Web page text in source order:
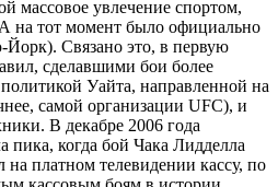
массовое увлечение спортом,
на тот момент было официально
Связано это, в первую
сделавшими бои более
Уайта, направленной на
самой организации UFC), и
В декабре 2006 года
пика, когда бой Чака Лидделла
платном телевидении кассу, по